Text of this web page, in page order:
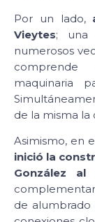
Por un lado,
Vieytes; una
numerosos
maquinaria
de la misma
Asimismo, en
inició la
González
de alumbrado